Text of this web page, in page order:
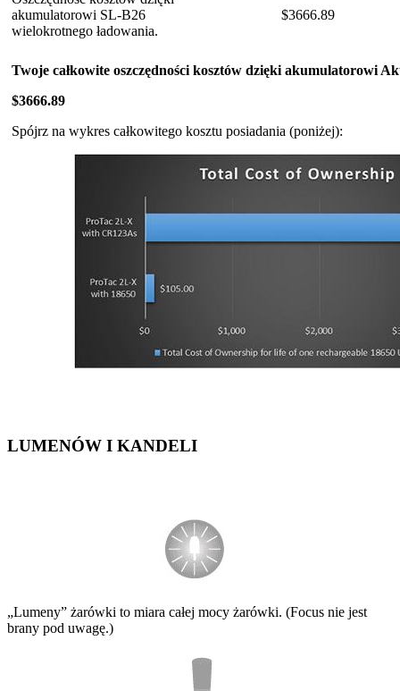
akumulatorowi SL-B26
wielokrotnego ładowania.
$3666.89
Twoje całkowite oszczędności kosztów dzięki akumulatorowi
$3666.89
Spójrz na wykres całkowitego kosztu posiadania (poniżej):
LUMENÓW I KANDELI
„Lumeny” żarówki to miara całej mocy żarówki. (Focus nie jest
brany pod uwagę.)